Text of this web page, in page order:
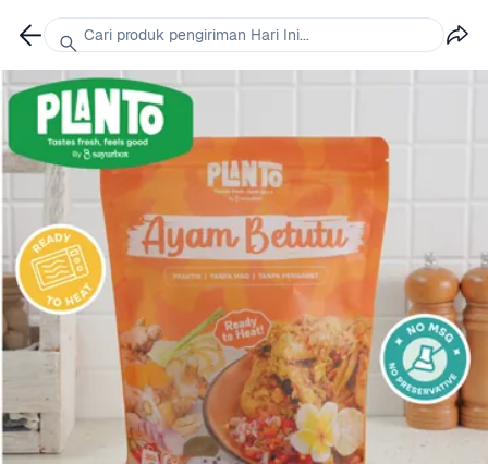
Cari produk pengiriman Hari Ini...